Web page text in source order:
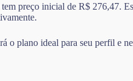
preço inicial de R$ 276,47.
o plano ideal para seu perfil e